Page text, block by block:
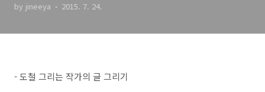
by jineeya 2015. 7. 24.
- 도철 그리는 작가의 글 그리기